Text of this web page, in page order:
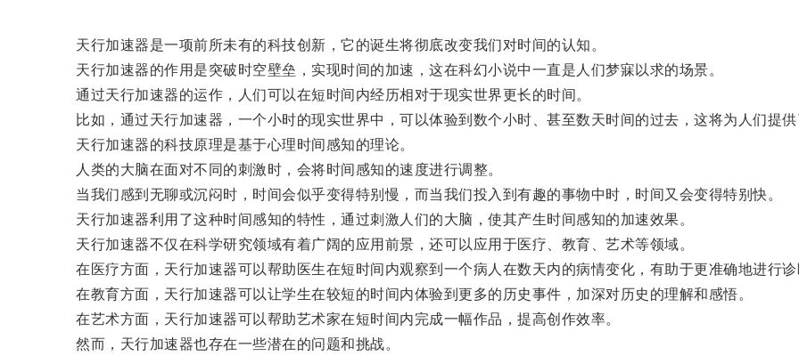
天行加速器是一项前所未有的科技创新，它的诞生将彻底改变我们对时间的认知。
天行加速器的作用是突破时空壁垒，实现时间的加速，这在科幻小说中一直是人们梦寐以求的场景。
通过天行加速器的运作，人们可以在短时间内经历相对于现实世界更长的时间。
比如，通过天行加速器，一个小时的现实世界中，可以体验到数个小时、甚至数天时间的过去，这将为人们提供
天行加速器的科技原理是基于心理时间感知的理论。
人类的大脑在面对不同的刺激时，会将时间感知的速度进行调整。
当我们感到无聊或沉闷时，时间会似乎变得特别慢，而当我们投入到有趣的事物中时，时间又会变得特别快。
天行加速器利用了这种时间感知的特性，通过刺激人们的大脑，使其产生时间感知的加速效果。
天行加速器不仅在科学研究领域有着广阔的应用前景，还可以应用于医疗、教育、艺术等领域。
在医疗方面，天行加速器可以帮助医生在短时间内观察到一个病人在数天内的病情变化，有助于更准确地进行诊
在教育方面，天行加速器可以让学生在较短的时间内体验到更多的历史事件，加深对历史的理解和感悟。
在艺术方面，天行加速器可以帮助艺术家在短时间内完成一幅作品，提高创作效率。
然而，天行加速器也存在一些潜在的问题和挑战。